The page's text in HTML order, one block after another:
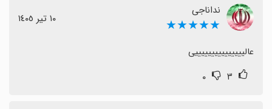
نداناجی
★★★★★ ١٠ تیر ١٤٠٥
عالیییییییییییییییی
۳ ۰